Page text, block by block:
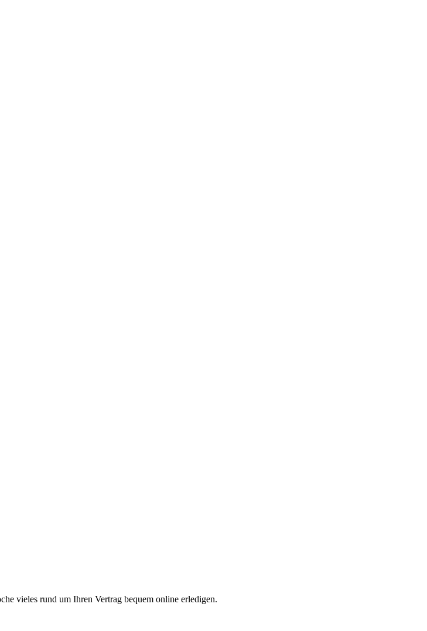
vieles rund um Ihren Vertrag bequem online erledigen.